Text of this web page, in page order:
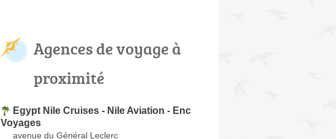
Agences de voyage à
proximité
Egypt Nile Cruises - Nile Aviation - Enc
Voyages
avenue du Général Leclerc